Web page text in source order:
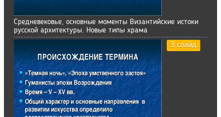
Средневековье, основные моменты Византийские истоки
русской архитектуры. Новые типы храма
3 слайд